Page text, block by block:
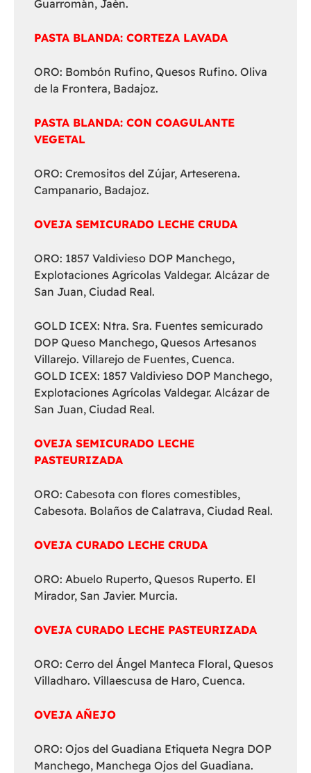
Guarromán, Jaén.
PASTA BLANDA: CORTEZA LAVADA
ORO: Bombón Rufino, Quesos Rufino. Oliva
de la Frontera, Badajoz.
PASTA BLANDA: CON COAGULANTE
VEGETAL
ORO: Cremositos del Zújar, Arteserena.
Campanario, Badajoz.
OVEJA SEMICURADO LECHE CRUDA
ORO: 1857 Valdivieso DOP Manchego,
Explotaciones Agrícolas Valdegar. Alcázar de
San Juan, Ciudad Real.
GOLD ICEX: Ntra. Sra. Fuentes semicurado
DOP Queso Manchego, Quesos Artesanos
Villarejo. Villarejo de Fuentes, Cuenca.
GOLD ICEX: 1857 Valdivieso DOP Manchego,
Explotaciones Agrícolas Valdegar. Alcázar de
San Juan, Ciudad Real.
OVEJA SEMICURADO LECHE
PASTEURIZADA
ORO: Cabesota con flores comestibles,
Cabesota. Bolaños de Calatrava, Ciudad Real.
OVEJA CURADO LECHE CRUDA
ORO: Abuelo Ruperto, Quesos Ruperto. El
Mirador, San Javier. Murcia.
OVEJA CURADO LECHE PASTEURIZADA
ORO: Cerro del Ángel Manteca Floral, Quesos
Villadharo. Villaescusa de Haro, Cuenca.
OVEJA AÑEJO
ORO: Ojos del Guadiana Etiqueta Negra DOP
Manchego, Manchega Ojos del Guadiana.